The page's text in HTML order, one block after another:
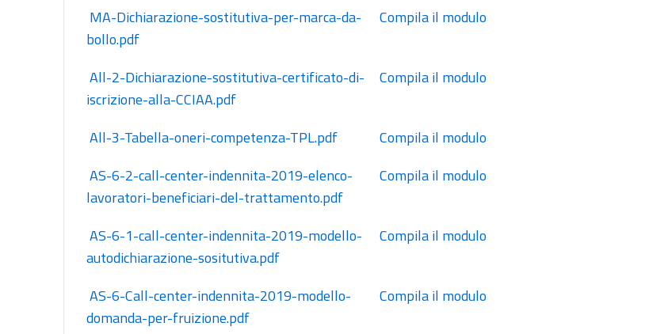
bollo.pdf
Compila il modulo
iscrizione-alla-CCIAA.pdf
Compila il modulo
All-3-Tabella-oneri-competenza-TPL.pdf
Compila il modulo
lavoratori-beneficiari-del-trattamento.pdf
Compila il modulo
autodichiarazione-sositutiva.pdf
Compila il modulo
domanda-per-fruizione.pdf
Compila il modulo